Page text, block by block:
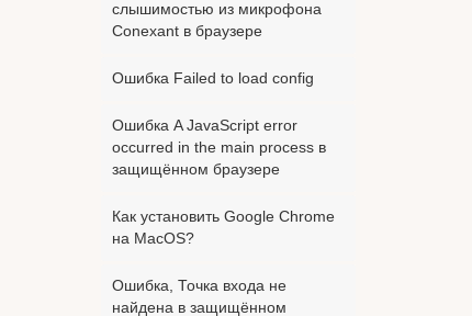
слышимостью из микрофона
Conexant в браузере
Ошибка Failed to load config
Ошибка A JavaScript error
occurred in the main process в
защищённом браузере
Как установить Google Chrome
на MacOS?
Ошибка, Точка входа не
найдена в защищённом